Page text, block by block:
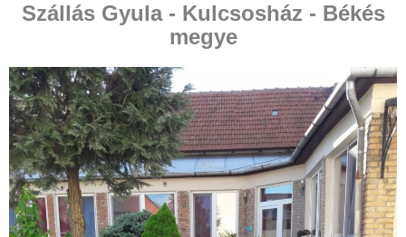
Szállás Gyula - Kulcsosház - Békés
megye